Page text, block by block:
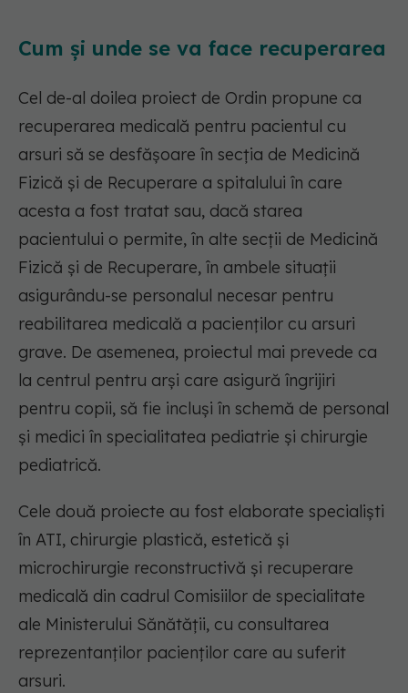
Cum și unde se va face recuperarea
Cel de-al doilea proiect de Ordin propune ca
recuperarea medicală pentru pacientul cu
arsuri să se desfășoare în secția de Medicină
Fizică și de Recuperare a spitalului în care
acesta a fost tratat sau, dacă starea
pacientului o permite, în alte secții de Medicină
Fizică și de Recuperare, în ambele situații
asigurându-se personalul necesar pentru
reabilitarea medicală a pacienților cu arsuri
grave. De asemenea, proiectul mai prevede ca
la centrul pentru arși care asigură îngrijiri
pentru copii, să fie incluși în schemă de personal
și medici în specialitatea pediatrie și chirurgie
pediatrică.
Cele două proiecte au fost elaborate specialiști
în ATI, chirurgie plastică, estetică și
microchirurgie reconstructivă și recuperare
medicală din cadrul Comisiilor de specialitate
ale Ministerului Sănătății, cu consultarea
reprezentanților pacienților care au suferit
arsuri.